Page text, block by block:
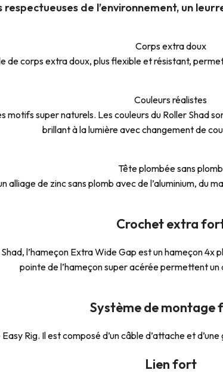
respectueuses de l’environnement, un
Corps extra doux
de corps extra doux, plus flexible et résistant,
Couleurs réalistes
super naturels. Les couleurs du Roller Shad
brillant à la lumière avec changement de
Tête plombée sans plomb
de zinc sans plomb avec de l’aluminium, du
Crochet extra
l’hameçon Extra Wide Gap est un hameçon
pointe de l’hameçon super acérée permettent
Système de montage
Rig. Il est composé d’un câble d’attache et
Lien fort